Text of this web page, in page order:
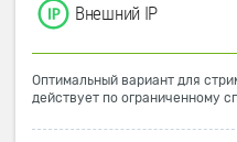
Внешний IP
Оптимальный вариант для
действует по ограниченному